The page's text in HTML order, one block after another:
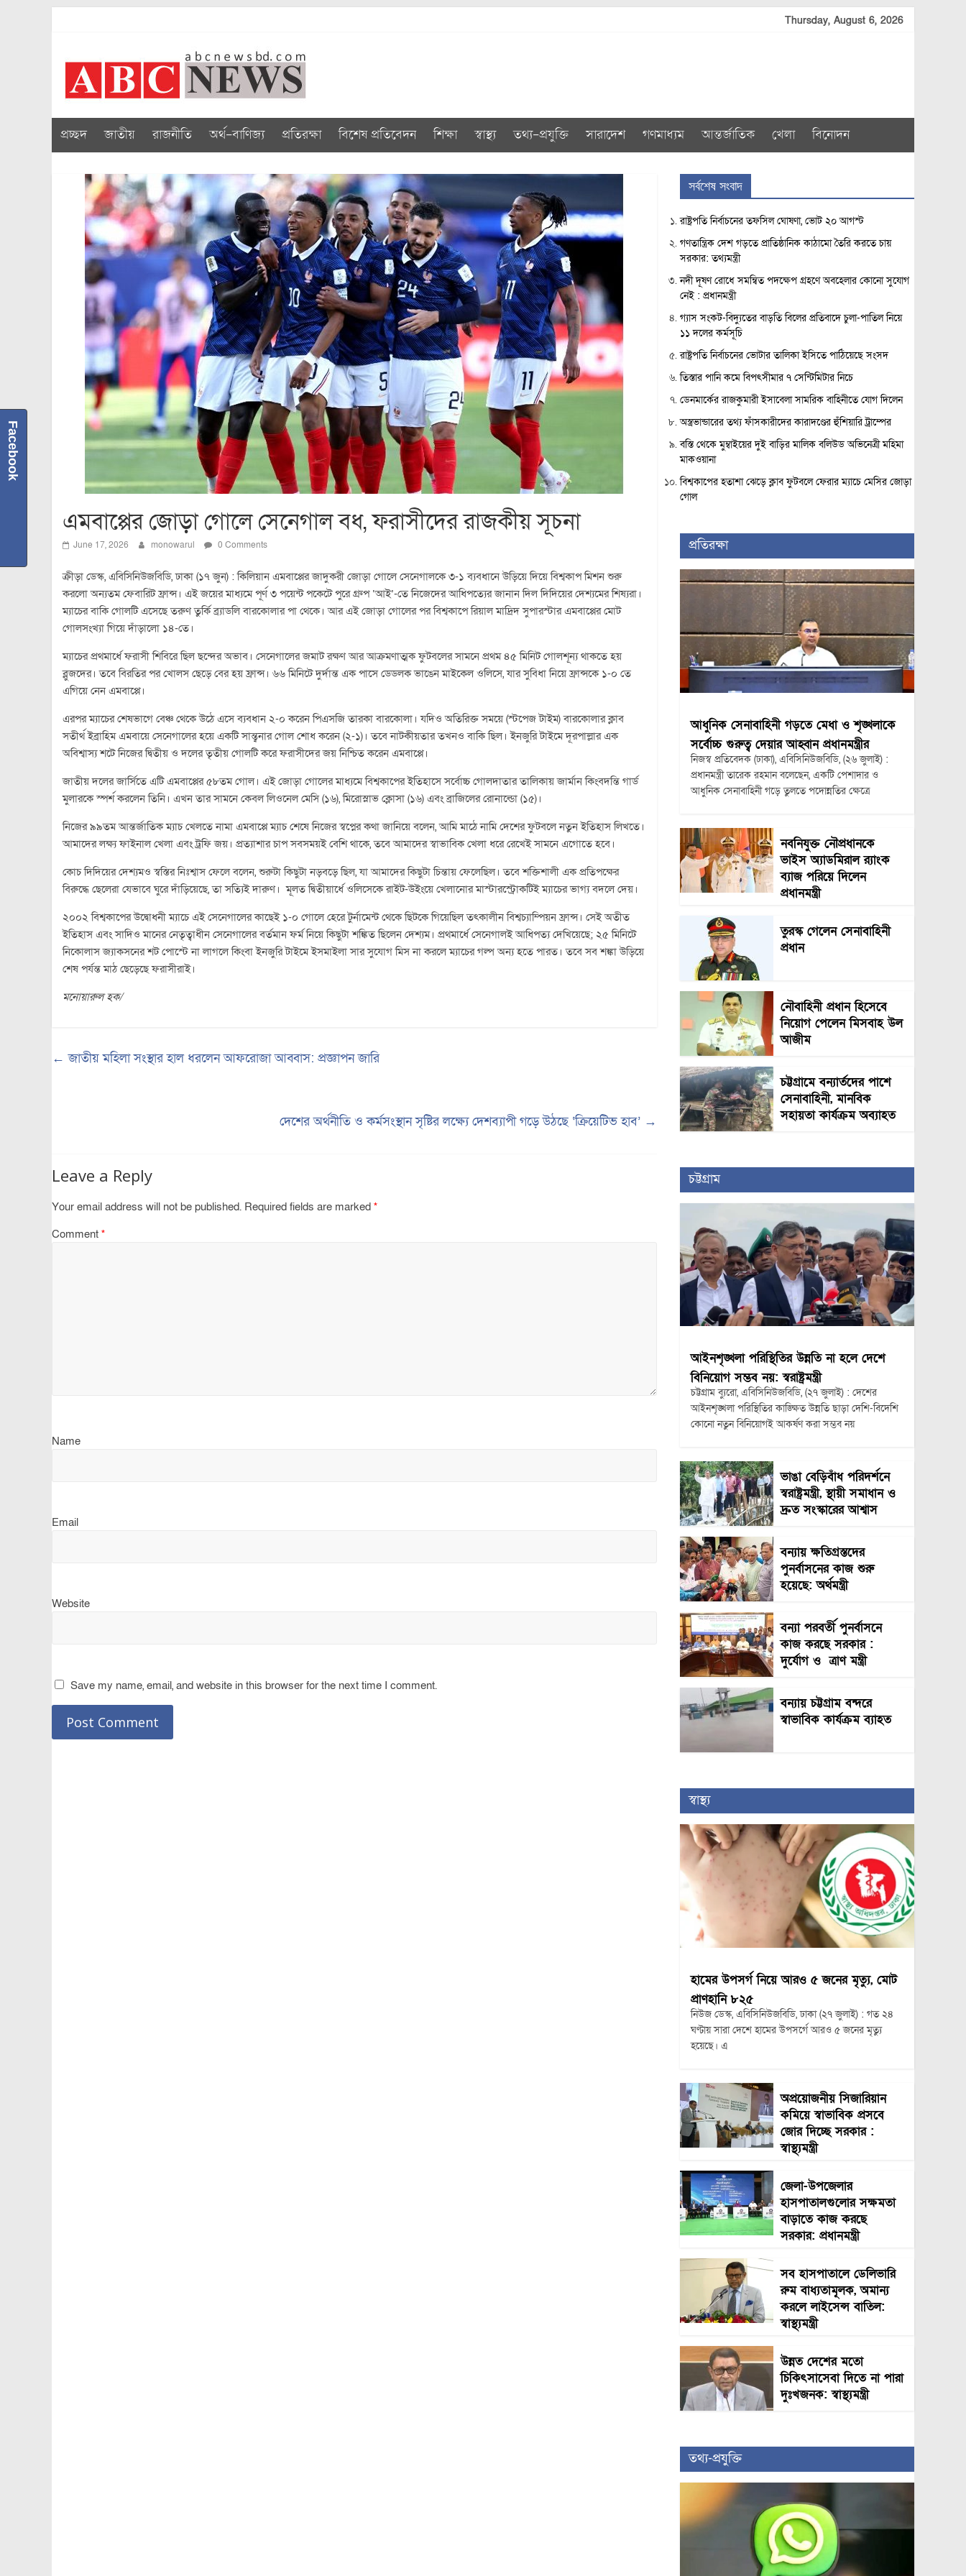
Thursday, August 6, 2026
abcnewsbd
প্রচ্ছদ জাতীয় রাজনীতি অর্থ-বাণিজ্য প্রতিরক্ষা বিশেষ প্রতিবেদন শিক্ষা স্বাস্থ্য তথ্য-প্রযুক্তি সারাদেশ গণমাধ্যম আন্তর্জাতিক খেলা বিনোদন
এমবাপ্পের জোড়া গোলে সেনেগাল বধ, ফরাসীদের রাজকীয় সূচনা
June 17, 2026 monowarul 0 Comments
ক্রীড়া ডেস্ক, এবিসিনিউজবিডি, ঢাকা (১৭ জুন) : কিলিয়ান এমবাপ্পের জাদুকরী জোড়া গোলে সেনেগালকে ৩-১ ব্যবধানে উড়িয়ে দিয়ে বিশ্বকাপ মিশন শুরু
করলো অন্যতম ফেবারিট ফ্রান্স। এই জয়ের মাধ্যমে পূর্ণ ৩ পয়েন্ট পকেটে পুরে গ্রুপ ‘আই’-তে নিজেদের আধিপত্যের জানান দিল দিদিয়ের দেশ্যমের শিষ্যরা।
ম্যাচের বাকি গোলটি এসেছে তরুণ তুর্কি ব্র্যাডলি বারকোলার পা থেকে। আর এই জোড়া গোলের পর বিশ্বকাপে রিয়াল মাদ্রিদ সুপারস্টার এমবাপ্পের মোট
গোলসংখ্যা গিয়ে দাঁড়ালো ১৪-তে।
ম্যাচের প্রথমার্ধে ফরাসী শিবিরে ছিল ছন্দের অভাব। সেনেগালের জমাট রক্ষণ আর আক্রমণাত্মক ফুটবলের সামনে প্রথম ৪৫ মিনিট গোলশূন্য থাকতে হয়
ব্লুজদের। তবে বিরতির পর খোলস ছেড়ে বের হয় ফ্রান্স। ৬৬ মিনিটে দুর্দান্ত এক পাসে ডেডলক ভাঙেন মাইকেল ওলিসে, যার সুবিধা নিয়ে ফ্রান্সকে ১-০ তে
এগিয়ে নেন এমবাপ্পে।
এরপর ম্যাচের শেষভাগে বেঞ্চ থেকে উঠে এসে ব্যবধান ২-০ করেন পিএসজি তারকা বারকোলা। যদিও অতিরিক্ত সময়ে (স্টপেজ টাইম) বারকোলার ক্লাব
সতীর্থ ইব্রাহিম এমবায়ে সেনেগালের হয়ে একটি সান্ত্বনার গোল শোধ করেন (২-১)। তবে নাটকীয়তার তখনও বাকি ছিল। ইনজুরি টাইমে দূরপাল্লার এক
অবিশ্বাস্য শটে নিজের দ্বিতীয় ও দলের তৃতীয় গোলটি করে ফরাসীদের জয় নিশ্চিত করেন এমবাপ্পে।
জাতীয় দলের জার্সিতে এটি এমবাপ্পের ৫৮তম গোল। এই জোড়া গোলের মাধ্যমে বিশ্বকাপের ইতিহাসে সর্বোচ্চ গোলদাতার তালিকায় জার্মান কিংবদন্তি গার্ড
মুলারকে স্পর্শ করলেন তিনি। এখন তার সামনে কেবল লিওনেল মেসি (১৬), মিরোস্লাভ ক্লোসা (১৬) এবং ব্রাজিলের রোনাল্ডো (১৫)।
নিজের ৯৯তম আন্তর্জাতিক ম্যাচ খেলতে নামা এমবাপ্পে ম্যাচ শেষে নিজের স্বপ্নের কথা জানিয়ে বলেন, আমি মাঠে নামি দেশের ফুটবলে নতুন ইতিহাস লিখতে।
আমাদের লক্ষ্য ফাইনাল খেলা এবং ট্রফি জয়। প্রত্যাশার চাপ সবসময়ই বেশি থাকে, তবে আমাদের স্বাভাবিক খেলা ধরে রেখেই সামনে এগোতে হবে।
কোচ দিদিয়ের দেশ্যমও স্বস্তির নিঃশ্বাস ফেলে বলেন, শুরুটা কিছুটা নড়বড়ে ছিল, যা আমাদের কিছুটা চিন্তায় ফেলেছিল। তবে শক্তিশালী এক প্রতিপক্ষের
বিরুদ্ধে ছেলেরা যেভাবে ঘুরে দাঁড়িয়েছে, তা সত্যিই দারুণ। মূলত দ্বিতীয়ার্ধে ওলিসেকে রাইট-উইংয়ে খেলানোর মাস্টারস্ট্রোকটিই ম্যাচের ভাগ্য বদলে দেয়।
২০০২ বিশ্বকাপের উদ্বোধনী ম্যাচে এই সেনেগালের কাছেই ১-০ গোলে হেরে টুর্নামেন্ট থেকে ছিটকে গিয়েছিল তৎকালীন বিশ্বচ্যাম্পিয়ন ফ্রান্স। সেই অতীত
ইতিহাস এবং সাদিও মানের নেতৃত্বাধীন সেনেগালের বর্তমান ফর্ম নিয়ে কিছুটা শঙ্কিত ছিলেন দেশ্যম। প্রথমার্ধে সেনেগালই আধিপত্য দেখিয়েছে; ২৫ মিনিটে
নিকোলাস জ্যাকসনের শট পোস্টে না লাগলে কিংবা ইনজুরি টাইমে ইসমাইলা সার সুযোগ মিস না করলে ম্যাচের গল্প অন্য হতে পারত। তবে সব শঙ্কা উড়িয়ে
শেষ পর্যন্ত মাঠ ছেড়েছে ফরাসীরাই।
মনোয়ারুল হক/
← জাতীয় মহিলা সংস্থার হাল ধরলেন আফরোজা আব্বাস: প্রজ্ঞাপন জারি
দেশের অর্থনীতি ও কর্মসংস্থান সৃষ্টির লক্ষ্যে দেশব্যাপী গড়ে উঠছে ‘ক্রিয়েটিভ হাব’ →
Leave a Reply
Your email address will not be published. Required fields are marked *
Comment *
Name
Email
Website
Save my name, email, and website in this browser for the next time I comment.
সর্বশেষ সংবাদ
রাষ্ট্রপতি নির্বাচনের তফসিল ঘোষণা, ভোট ২০ আগস্ট
গণতান্ত্রিক দেশ গড়তে প্রাতিষ্ঠানিক কাঠামো তৈরি করতে চায়
সরকার: তথ্যমন্ত্রী
নদী দূষণ রোধে সমন্বিত পদক্ষেপ গ্রহণে অবহেলার কোনো সুযোগ
নেই : প্রধানমন্ত্রী
গ্যাস সংকট-বিদ্যুতের বাড়তি বিলের প্রতিবাদে চুলা-পাতিল নিয়ে
১১ দলের কর্মসূচি
রাষ্ট্রপতি নির্বাচনের ভোটার তালিকা ইসিতে পাঠিয়েছে সংসদ
তিস্তার পানি কমে বিপৎসীমার ৭ সেন্টিমিটার নিচে
ডেনমার্কের রাজকুমারী ইসাবেলা সামরিক বাহিনীতে যোগ দিলেন
অস্ত্রভান্ডারের তথ্য ফাঁসকারীদের কারাদণ্ডের হুঁশিয়ারি ট্রাম্পের
বস্তি থেকে মুম্বাইয়ের দুই বাড়ির মালিক বলিউড অভিনেত্রী মহিমা
মাকওয়ানা
বিশ্বকাপের হতাশা ঝেড়ে ক্লাব ফুটবলে ফেরার ম্যাচে মেসির জোড়া
গোল
প্রতিরক্ষা
আধুনিক সেনাবাহিনী গড়তে মেধা ও শৃঙ্খলাকে
সর্বোচ্চ গুরুত্ব দেয়ার আহ্বান প্রধানমন্ত্রীর
নিজস্ব প্রতিবেদক (ঢাকা), এবিসিনিউজবিডি, (২৬ জুলাই) :
প্রধানমন্ত্রী তারেক রহমান বলেছেন, একটি পেশাদার ও
আধুনিক সেনাবাহিনী গড়ে তুলতে পদোন্নতির ক্ষেত্রে
নবনিযুক্ত নৌপ্রধানকে
ভাইস অ্যাডমিরাল র‍্যাংক
ব্যাজ পরিয়ে দিলেন
প্রধানমন্ত্রী
তুরস্ক গেলেন সেনাবাহিনী
প্রধান
নৌবাহিনী প্রধান হিসেবে
নিয়োগ পেলেন মিসবাহ উল
আজীম
চট্টগ্রামে বন্যার্তদের পাশে
সেনাবাহিনী, মানবিক
সহায়তা কার্যক্রম অব্যাহত
চট্টগ্রাম
আইনশৃঙ্খলা পরিস্থিতির উন্নতি না হলে দেশে
বিনিয়োগ সম্ভব নয়: স্বরাষ্ট্রমন্ত্রী
চট্টগ্রাম ব্যুরো, এবিসিনিউজবিডি, (২৭ জুলাই) : দেশের
আইনশৃঙ্খলা পরিস্থিতির কাঙ্ক্ষিত উন্নতি ছাড়া দেশি-বিদেশি
কোনো নতুন বিনিয়োগই আকর্ষণ করা সম্ভব নয়
ভাঙা বেড়িবাঁধ পরিদর্শনে
স্বরাষ্ট্রমন্ত্রী, স্থায়ী সমাধান ও
দ্রুত সংস্কারের আশ্বাস
বন্যায় ক্ষতিগ্রস্তদের
পুনর্বাসনের কাজ শুরু
হয়েছে: অর্থমন্ত্রী
বন্যা পরবর্তী পুনর্বাসনে
কাজ করছে সরকার :
দুর্যোগ ও ত্রাণ মন্ত্রী
বন্যায় চট্টগ্রাম বন্দরে
স্বাভাবিক কার্যক্রম ব্যাহত
স্বাস্থ্য
হামের উপসর্গ নিয়ে আরও ৫ জনের মৃত্যু, মোট
প্রাণহানি ৮২৫
নিউজ ডেস্ক, এবিসিনিউজবিডি, ঢাকা (২৭ জুলাই) : গত ২৪
ঘণ্টায় সারা দেশে হামের উপসর্গে আরও ৫ জনের মৃত্যু
হয়েছে। এ
অপ্রয়োজনীয় সিজারিয়ান
কমিয়ে স্বাভাবিক প্রসবে
জোর দিচ্ছে সরকার :
স্বাস্থ্যমন্ত্রী
জেলা-উপজেলার
হাসপাতালগুলোর সক্ষমতা
বাড়াতে কাজ করছে
সরকার: প্রধানমন্ত্রী
সব হাসপাতালে ডেলিভারি
রুম বাধ্যতামূলক, অমান্য
করলে লাইসেন্স বাতিল:
স্বাস্থ্যমন্ত্রী
উন্নত দেশের মতো
চিকিৎসাসেবা দিতে না পারা
দুঃখজনক: স্বাস্থ্যমন্ত্রী
তথ্য-প্রযুক্তি
Facebook